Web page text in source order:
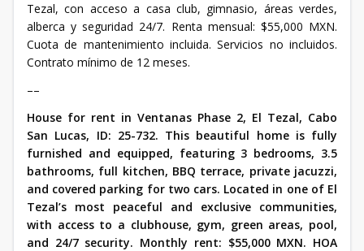
Tezal, con acceso a casa club, gimnasio, áreas verdes,
alberca y seguridad 24/7. Renta mensual: $55,000 MXN.
Cuota de mantenimiento incluida. Servicios no incluidos.
Contrato mínimo de 12 meses.
––
House for rent in Ventanas Phase 2, El Tezal, Cabo
San Lucas, ID: 25-732. This beautiful home is fully
furnished and equipped, featuring 3 bedrooms, 3.5
bathrooms, full kitchen, BBQ terrace, private jacuzzi,
and covered parking for two cars. Located in one of El
Tezal’s most peaceful and exclusive communities,
with access to a clubhouse, gym, green areas, pool,
and 24/7 security. Monthly rent: $55,000 MXN. HOA